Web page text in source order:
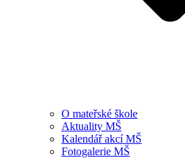
O mateřské škole
Aktuality MŠ
Kalendář akcí MŠ
Fotogalerie MŠ